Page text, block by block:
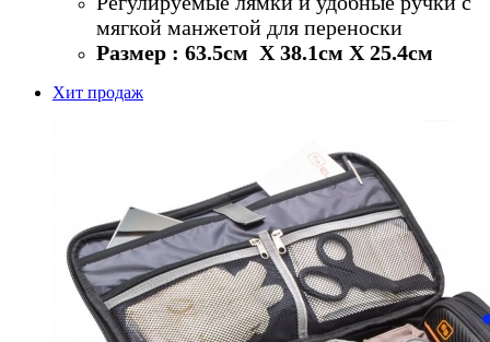
мягкой манжетой для переноски
Размер : 63.5см Х 38.1см Х 25.4см
Хит продаж